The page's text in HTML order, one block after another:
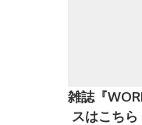
雑誌『
スはこちら